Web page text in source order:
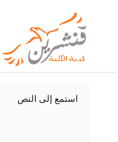
استمع إلى النص